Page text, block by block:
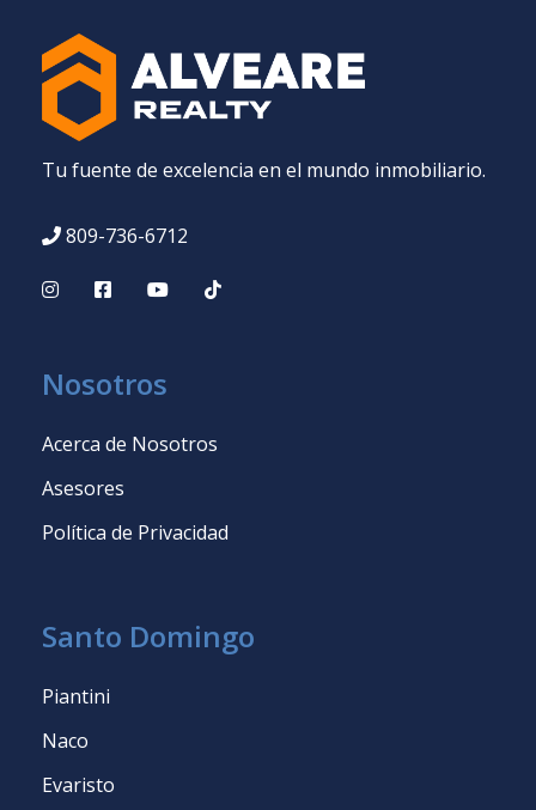
Tu fuente de excelencia en el mundo inmobiliario.
809-736-6712
Nosotros
Acerca de Nosotros
Asesores
Política de Privacidad
Santo Domingo
Piantini
Naco
Evaristo